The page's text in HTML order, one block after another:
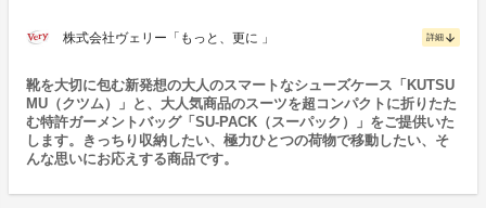
株式会社ヴェリー「もっと、更に 」 詳細 arrow_downward
靴を大切に包む新発想の大人のスマートなシューズケース「KUTSU
MU（クツム）」と、大人気商品のスーツを超コンパクトに折りたた
む特許ガーメントバッグ「SU-PACK（スーパック）」をご提供いた
します。きっちり収納したい、極力ひとつの荷物で移動したい、そ
んな思いにお応えする商品です。